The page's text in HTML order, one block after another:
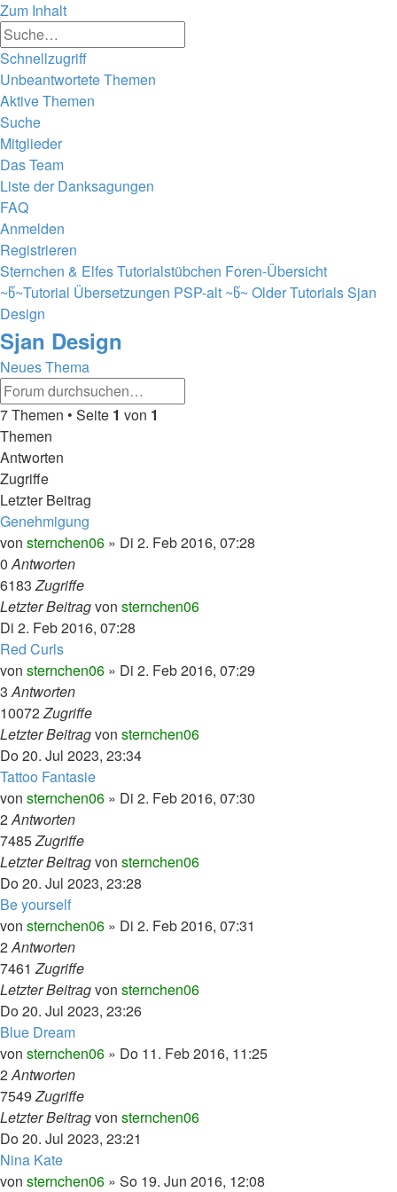
Zum Inhalt
Schnellzugriff
Unbeantwortete Themen
Aktive Themen
Suche
Mitglieder
Das Team
Liste der Danksagungen
FAQ
Anmelden
Registrieren
Sternchen & Elfes Tutorialstübchen Foren-Übersicht
~წ~Tutorial Übersetzungen PSP-alt ~წ~ Older TutorialsSjan
Design
Sjan Design
Neues Thema
7 Themen • Seite 1 von 1
Themen
Antworten
Zugriffe
Letzter Beitrag
Genehmigung
von sternchen06 » Di 2. Feb 2016, 07:28
0Antworten
6183Zugriffe
Letzter Beitragvon sternchen06
Di 2. Feb 2016, 07:28
Red Curls
von sternchen06 » Di 2. Feb 2016, 07:29
3Antworten
10072Zugriffe
Letzter Beitragvon sternchen06
Do 20. Jul 2023, 23:34
Tattoo Fantasie
von sternchen06 » Di 2. Feb 2016, 07:30
2Antworten
7485Zugriffe
Letzter Beitragvon sternchen06
Do 20. Jul 2023, 23:28
Be yourself
von sternchen06 » Di 2. Feb 2016, 07:31
2Antworten
7461Zugriffe
Letzter Beitragvon sternchen06
Do 20. Jul 2023, 23:26
Blue Dream
von sternchen06 » Do 11. Feb 2016, 11:25
2Antworten
7549Zugriffe
Letzter Beitragvon sternchen06
Do 20. Jul 2023, 23:21
Nina Kate
von sternchen06 » So 19. Jun 2016, 12:08